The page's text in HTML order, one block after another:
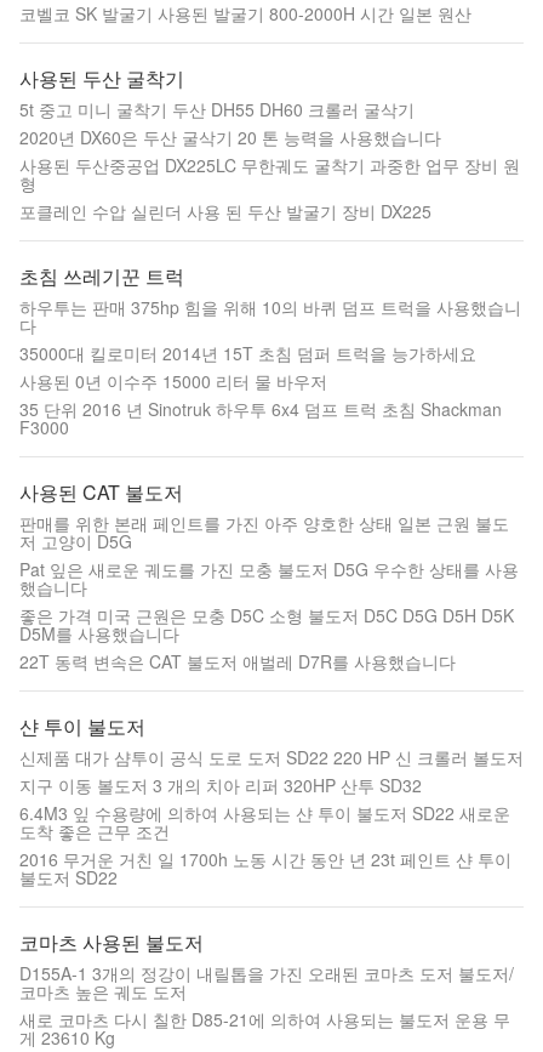
코벨코 SK 발굴기 사용된 발굴기 800-2000H 시간 일본 원산
사용된 두산 굴착기
5t 중고 미니 굴착기 두산 DH55 DH60 크롤러 굴삭기
2020년 DX60은 두산 굴삭기 20 톤 능력을 사용했습니다
사용된 두산중공업 DX225LC 무한궤도 굴착기 과중한 업무 장비 원
형
포클레인 수압 실린더 사용 된 두산 발굴기 장비 DX225
초침 쓰레기꾼 트럭
하우투는 판매 375hp 힘을 위해 10의 바퀴 덤프 트럭을 사용했습니
다
35000대 킬로미터 2014년 15T 초침 덤퍼 트럭을 능가하세요
사용된 0년 이수주 15000 리터 물 바우저
35 단위 2016 년 Sinotruk 하우투 6x4 덤프 트럭 초침 Shackman
F3000
사용된 CAT 불도저
판매를 위한 본래 페인트를 가진 아주 양호한 상태 일본 근원 불도
저 고양이 D5G
Pat 잎은 새로운 궤도를 가진 모충 불도저 D5G 우수한 상태를 사용
했습니다
좋은 가격 미국 근원은 모충 D5C 소형 불도저 D5C D5G D5H D5K
D5M를 사용했습니다
22T 동력 변속은 CAT 불도저 애벌레 D7R를 사용했습니다
샨 투이 불도저
신제품 대가 샴투이 공식 도로 도저 SD22 220 HP 신 크롤러 볼도저
지구 이동 볼도저 3 개의 치아 리퍼 320HP 산투 SD32
6.4M3 잎 수용량에 의하여 사용되는 샨 투이 불도저 SD22 새로운
도착 좋은 근무 조건
2016 무거운 거친 일 1700h 노동 시간 동안 년 23t 페인트 샨 투이
불도저 SD22
코마츠 사용된 불도저
D155A-1 3개의 정강이 내릴톱을 가진 오래된 코마츠 도저 불도저/
코마츠 높은 궤도 도저
새로 코마츠 다시 칠한 D85-21에 의하여 사용되는 불도저 운용 무
게 23610 Kg